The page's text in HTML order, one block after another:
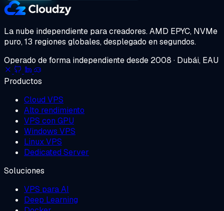
La nube independiente para creadores.AMD EPYC, NVMe
puro, 13 regiones globales, desplegado en segundos.
Operado de forma independiente desde 2008 · Dubái, EAU
Productos
Cloud VPS
Alto rendimiento
VPS con GPU
Windows VPS
Linux VPS
Dedicated Server
Soluciones
VPS para AI
Deep Learning